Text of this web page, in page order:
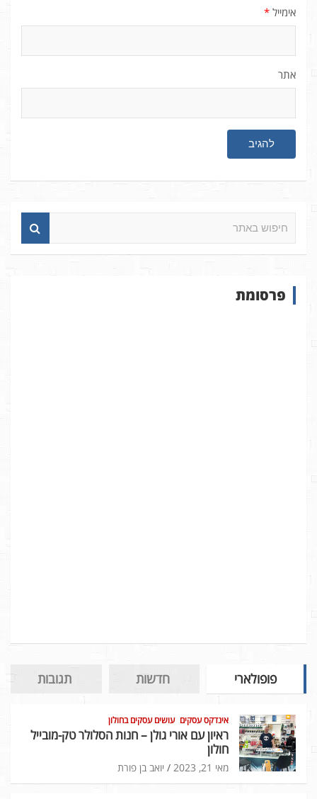
אימייל *
אתר
א
פרסומת
פופולארי חדשות תגובות
אינדקס עסקים עושים עסקים בחולון
ראיון עם אורי גולן – חנות הסלולר טק-מובייל
חולון
מאי 21, 2023 יואב בן פורת